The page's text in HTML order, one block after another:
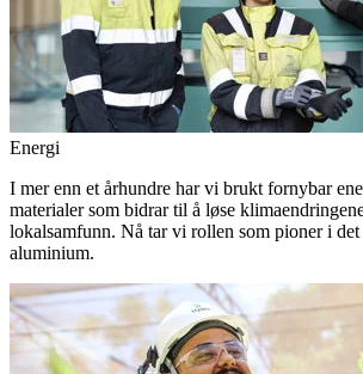
Energi
I mer enn et århundre har vi brukt fornybar
materialer som bidrar til å løse
lokalsamfunn. Nå tar vi rollen som pioner i
aluminium.